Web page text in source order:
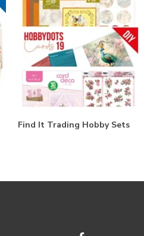
Find It Trading Hobby Sets